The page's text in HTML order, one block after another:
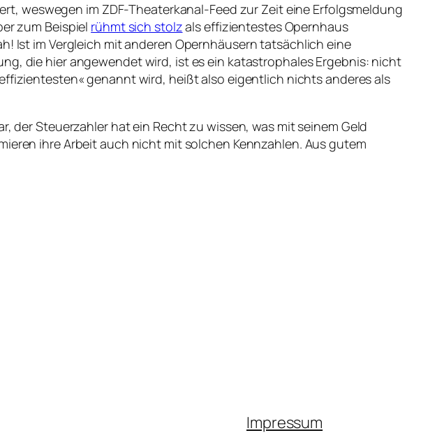
weswegen im ZDF-Theaterkanal-Feed zur Zeit eine Erfolgsmeldung
zum Beispiel rühmt sich stolzals effizientestes Opernhaus
Ist im Vergleich mit anderen Opernhäusern tatsächlich eine
die hier angewendet wird, ist es ein katastrophales Ergebnis: nicht
genannt wird, heißt also eigentlich nichts anderes als
der Steuerzahler hat ein Recht zu wissen, was mit seinem Geld
ihre Arbeit auch nicht mit solchen Kennzahlen. Aus gutem
Impressum